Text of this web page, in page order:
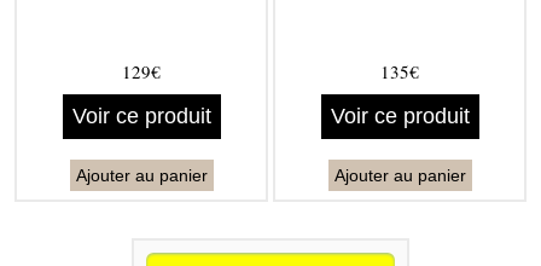
129€
Voir ce produit
Ajouter au panier
135€
Voir ce produit
Ajouter au panier